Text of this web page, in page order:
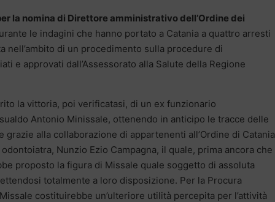
la nomina di Direttore amministrativo dell’Ordine dei
le indagini che hanno portato a Catania a quattro arresti
nell’ambito di un procedimento sulla procedure di
e approvati dall’Assessorato alla Salute della Regione
la vittoria, poi verificatasi, di un ex funzionario
Antonio Minissale, ottenendo in anticipo le tracce delle
alla collaborazione di appartenenti all’Ordine di Catania
Nunzio Ezio Campagna, il quale, prima ancora che
proposto la figura di Missale quale soggetto di assoluta
totalmente a loro disposizione. Per la Procura
costituirebbe un’ulteriore utilità percepita per l’attività